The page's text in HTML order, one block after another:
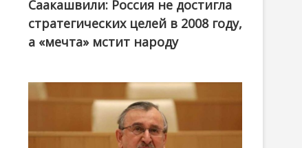
Саакашвили: Россия не достигла
стратегических целей в 2008 году,
а «мечта» мстит народу